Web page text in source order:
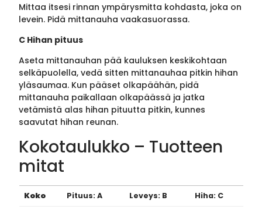
Mittaa itsesi rinnan ympärysmitta kohdasta, joka on
levein. Pidä mittanauha vaakasuorassa.
C Hihan pituus
Aseta mittanauhan pää kauluksen keskikohtaan
selkäpuolella, vedä sitten mittanauhaa pitkin hihan
yläsaumaa. Kun pääset olkapäähän, pidä
mittanauha paikallaan olkapäässä ja jatka
vetämistä alas hihan pituutta pitkin, kunnes
saavutat hihan reunan.
Kokotaulukko – Tuotteen
mitat
Koko Pituus: A Leveys: B Hiha: C